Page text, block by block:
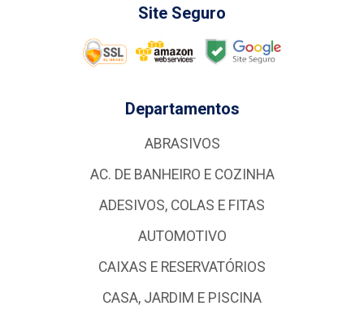
Site Seguro
Departamentos
ABRASIVOS
AC. DE BANHEIRO E COZINHA
ADESIVOS, COLAS E FITAS
AUTOMOTIVO
CAIXAS E RESERVATÓRIOS
CASA, JARDIM E PISCINA